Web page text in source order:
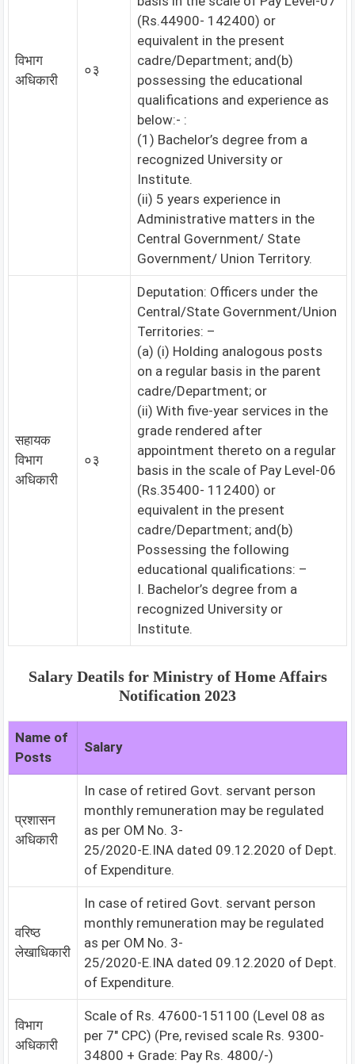
विभाग
अधिकारी
०३
(Rs.44900- 142400) or
equivalent in the present
cadre/Department; and(b)
possessing the educational
qualifications and experience as
below:- :
(1) Bachelor’s degree from a
recognized University or
Institute.
(ii) 5 years experience in
Administrative matters in the
Central Government/ State
Government/ Union Territory.
सहायक
विभाग
अधिकारी
०३
Deputation: Officers under the
Central/State Government/Union
Territories: –
(a) (i) Holding analogous posts
on a regular basis in the parent
cadre/Department; or
(ii) With five-year services in the
grade rendered after
appointment thereto on a regular
basis in the scale of Pay Level-06
(Rs.35400- 112400) or
equivalent in the present
cadre/Department; and(b)
Possessing the following
educational qualifications: –
I. Bachelor’s degree from a
recognized University or
Institute.
Salary Deatils for Ministry of Home Affairs
Notification 2023
Name of
Posts
Salary
प्रशासन
अधिकारी
In case of retired Govt. servant person
monthly remuneration may be regulated
as per OM No. 3-
25/2020-E.INA dated 09.12.2020 of Dept.
of Expenditure.
वरिष्ठ
लेखाधिकारी
In case of retired Govt. servant person
monthly remuneration may be regulated
as per OM No. 3-
25/2020-E.INA dated 09.12.2020 of Dept.
of Expenditure.
विभाग
अधिकारी
Scale of Rs. 47600-151100 (Level 08 as
per 7″ CPC) (Pre, revised scale Rs. 9300-
34800 + Grade: Pay Rs. 4800/-)